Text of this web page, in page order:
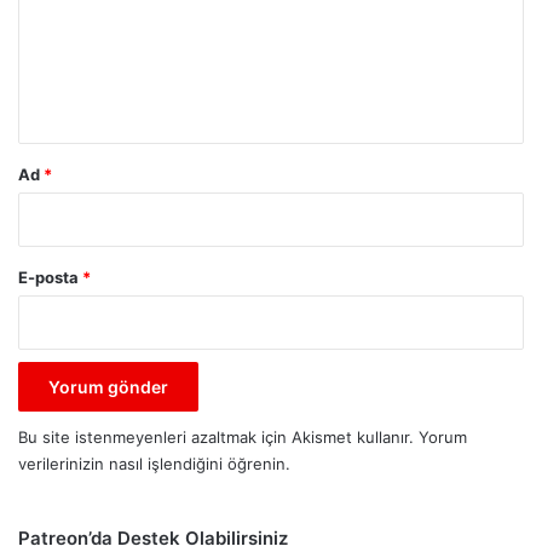
Ad *
E-posta *
Bu site istenmeyenleri azaltmak için Akismet kullanır. Yorum
verilerinizin nasıl işlendiğini öğrenin.
Patreon’da Destek Olabilirsiniz